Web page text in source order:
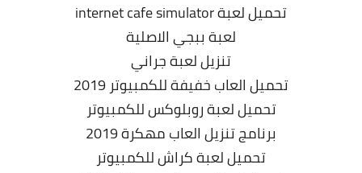
تحميل لعبة internet cafe simulator
لعبة ببجي الاصلية
تنزيل لعبة جراني
تحميل العاب خفيفة للكمبيوتر 2019
تحميل لعبة روبلوکس للكمبيوتر
برنامج تنزيل العاب مهكرة 2019
تحميل لعبة كراش للكمبيوتر